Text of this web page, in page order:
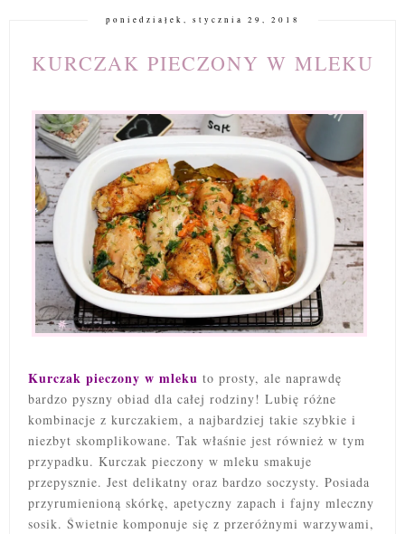
poniedziałek, stycznia 29, 2018
KURCZAK PIECZONY W MLEKU
Kurczak pieczony w mleku to prosty, ale naprawdę
bardzo pyszny obiad dla całej rodziny! Lubię różne
kombinacje z kurczakiem, a najbardziej takie szybkie i
niezbyt skomplikowane. Tak właśnie jest również w tym
przypadku. Kurczak pieczony w mleku smakuje
przepysznie. Jest delikatny oraz bardzo soczysty. Posiada
przyrumienioną skórkę, apetyczny zapach i fajny mleczny
sosik. Świetnie komponuje się z przeróżnymi warzywami,